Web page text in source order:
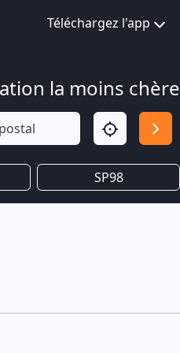
Téléchargez l'app
la moins chère
SP98